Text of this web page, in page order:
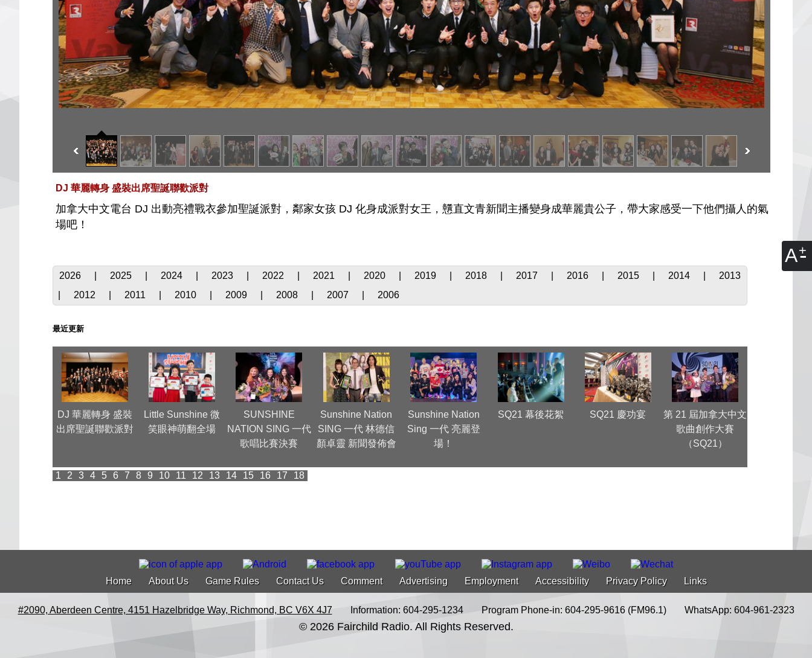
A
DJ 華麗轉身 盛裝出席聖誕聯歡派對
加拿大中文電台 DJ 出動亮禮戰衣參加聖誕派對，鄰家女孩 DJ 化身成派對女王，戇直文青新聞主播變身成華麗貴公子，帶大家感受一下他們攝人的氣
場吧！
2026 2025 2024 2023 2022 2021 2020 2019 2018 2017 2016 2015 2014
2013
2012 2011 2010 2009 2008 2007 2006
最近更新
DJ 華麗轉身 盛裝
出席聖誕聯歡派對
Little Sunshine 微
笑眼神萌翻全場
SUNSHINE
NATION SING 一代
歌唱比賽決賽
Sunshine Nation
SING 一代 林德信
顏卓靈 新聞發佈會
Sunshine Nation
Sing 一代 亮麗登
場！
SQ21 幕後花絮 SQ21 慶功宴
第 21 屆加拿大中文
歌曲創作大賽
（SQ21）
1 2 3 4 5 6 7 8 9 10 11 12 13 14 15 16 17 18
Home About Us Game Rules Contact Us Comment Advertising Employment Accessibility Privacy Policy Links
#2090, Aberdeen Centre, 4151 Hazelbridge Way, Richmond, BC V6X 4J7 Information: 604-295-1234 Program Phone-in: 604-295-9616 (FM96.1) WhatsApp: 604-961-2323
© 2026 Fairchild Radio. All Rights Reserved.